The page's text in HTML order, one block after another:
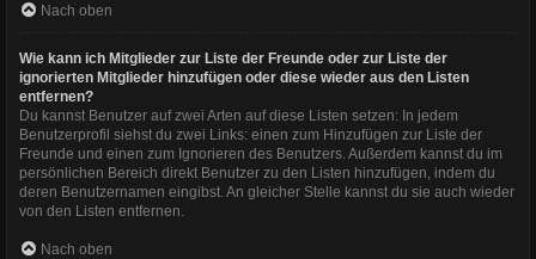
Nach oben
Wie kann ich Mitglieder zur Liste der Freunde oder zur Liste der
ignorierten Mitglieder hinzufügen oder diese wieder aus den Listen
entfernen?
Du kannst Benutzer auf zwei Arten auf diese Listen setzen: In jedem
Benutzerprofil siehst du zwei Links: einen zum Hinzufügen zur Liste der
Freunde und einen zum Ignorieren des Benutzers. Außerdem kannst du im
persönlichen Bereich direkt Benutzer zu den Listen hinzufügen, indem du
deren Benutzernamen eingibst. An gleicher Stelle kannst du sie auch wieder
von den Listen entfernen.
Nach oben